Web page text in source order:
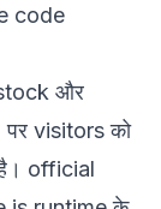
code
और
visitors को
official